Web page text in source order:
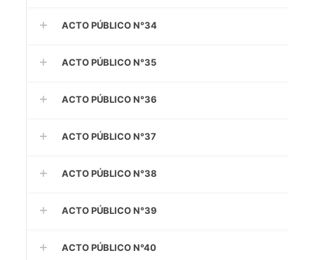
ACTO PÚBLICO N°34
ACTO PÚBLICO N°35
ACTO PÚBLICO N°36
ACTO PÚBLICO N°37
ACTO PÚBLICO N°38
ACTO PÚBLICO N°39
ACTO PÚBLICO N°40